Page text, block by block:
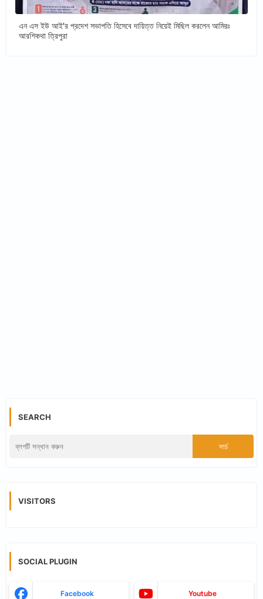
এন এস ইউ আই'র প্রদেশ সভাপতি হিসেবে দায়িত্ত নিয়েই মিছিল করলেন আমিরঃ
আরশিকথা ত্রিপুরা
SEARCH
VISITORS
SOCIAL PLUGIN
Facebook Youtube